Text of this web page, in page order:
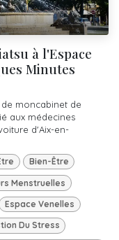
à l'Espace
Minutes
moncabinet de
aux médecines
d'Aix-en-
Bien-Être
Menstruelles
Espace Venelles
Du Stress